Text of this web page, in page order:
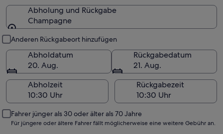
Abholung und Rückgabe
Champagne
Anderen Rückgabeort hinzufügen
Abholdatum
20. Aug.
Rückgabedatum
21. Aug.
Abholzeit
Rückgabezeit
Fahrer jünger als 30 oder älter als 70 Jahre
Für jüngere oder ältere Fahrer fällt möglicherweise eine weitere Gebühr an.